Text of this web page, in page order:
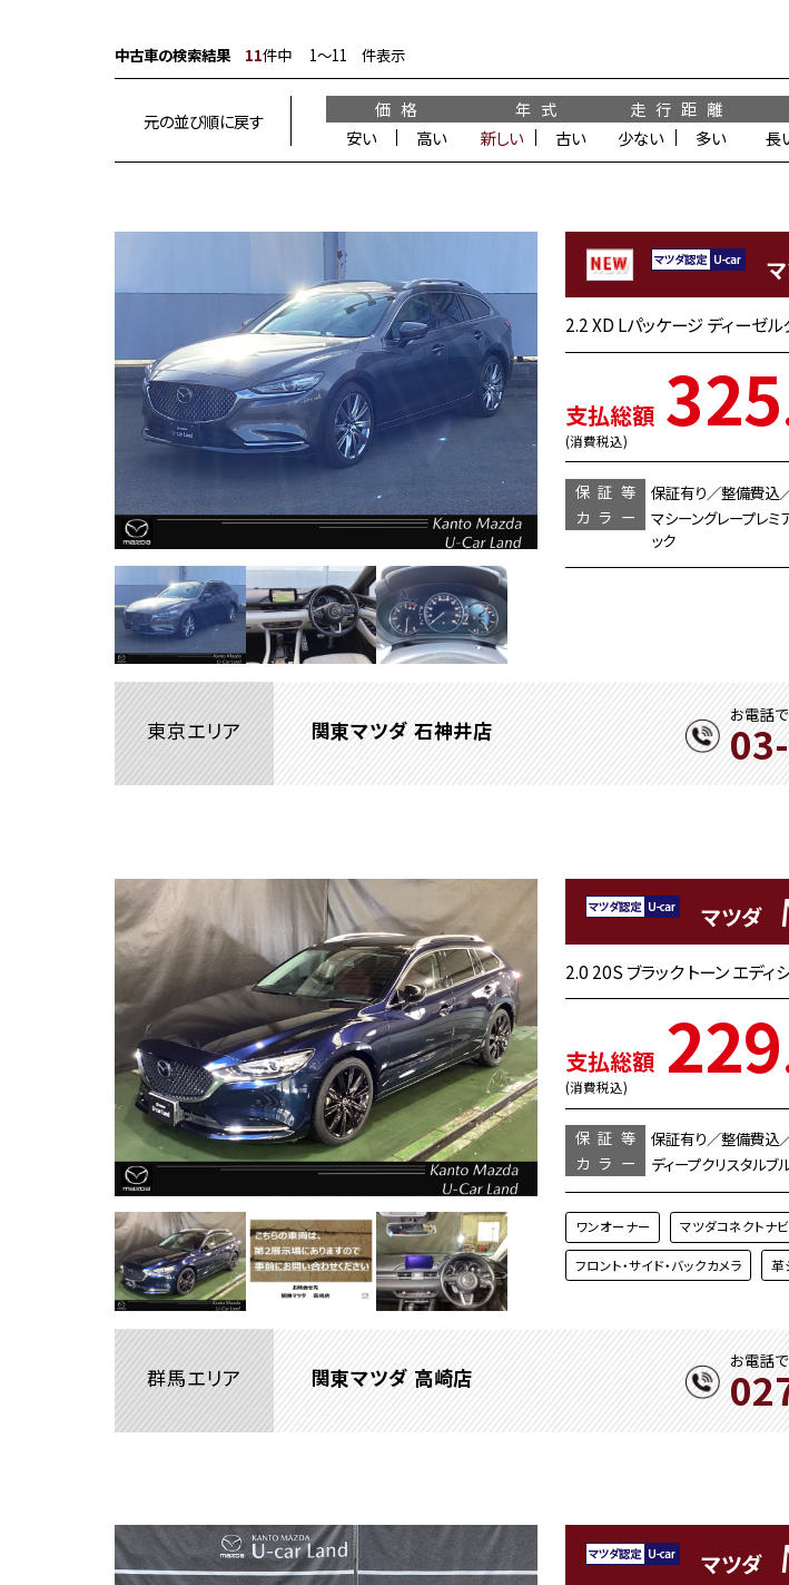
中古車の検索結果 11件中 1〜11 件表示
元の並び順に戻す
価 格
安い
高い
年 式
新しい
古い
走 行 距 離
少ない
多い
長
2.2 XD Lパッケージ ディーゼ
支払総額
(消費税込) 325
保証等 保証有り／整備費込
カラー
マシーングレープレミ
ック
東京エリア 関東マツダ 石神井店
お電話
マツダ
2.0 20S ブラック トーン エディ
支払総額
(消費税込) 229
保証等 保証有り／整備費込
カラー
ディープクリスタルブ
ワンオーナー マツダコネクトナビ
フロント・サイド・バックカメラ 革
群馬エリア 関東マツダ 高崎店
お電話
マツダ